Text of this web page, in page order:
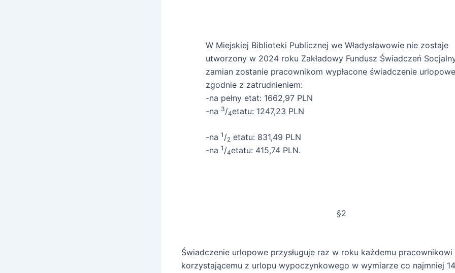
W Miejskiej Biblioteki Publicznej we Władysławowie nie zostaje
utworzony w 2024 roku Zakładowy Fundusz Świadczeń
zamian zostanie pracownikom wypłacone świadczenie
zgodnie z zatrudnieniem:
-na pełny etat: 1662,97 PLN
-na 3/4etatu: 1247,23 PLN
-na 1 /2 etatu: 831,49 PLN
-na 1 /4etatu: 415,74 PLN.
§2
Świadczenie urlopowe przysługuje raz w roku każdemu pracownikowi
korzystającemu z urlopu wypoczynkowego w wymiarze co najmniej